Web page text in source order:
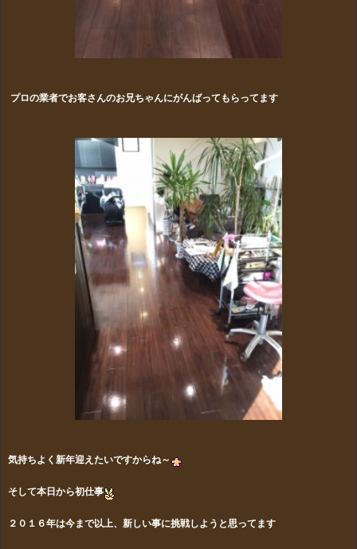
プロの業者でお客さんのお兄ちゃんにがんばってもらってます
気持ちよく新年迎えたいですからね～
そして本日から初仕事
２０１６年は今まで以上、新しい事に挑戦しようと思ってます